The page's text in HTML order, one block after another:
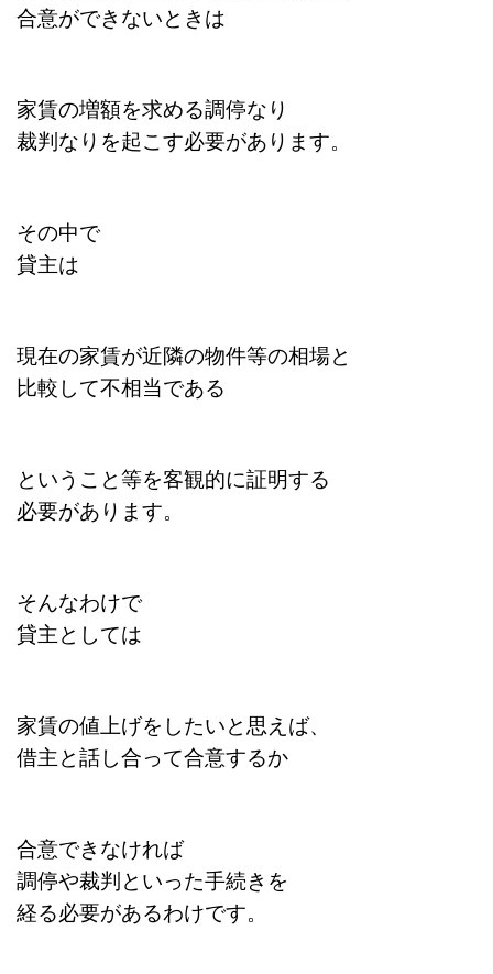
合意ができないときは
家賃の増額を求める調停なり
裁判なりを起こす必要があります。
その中で
貸主は
現在の家賃が近隣の物件等の相場と
比較して不相当である
ということ等を客観的に証明する
必要があります。
そんなわけで
貸主としては
家賃の値上げをしたいと思えば、
借主と話し合って合意するか
合意できなければ
調停や裁判といった手続きを
経る必要があるわけです。